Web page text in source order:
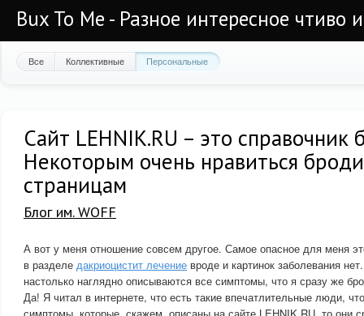
Bux To Me - Разное интересное чтиво
Все Коллективные Персональные
Сайт LEHNIK.RU – это справочник
Некоторым очень нравиться
страницам
Блог им. WOFF
А вот у меня отношение совсем другое. Самое опасное для меня
в разделе дакриоцистит лечение вроде и картинок заболевания
настолько наглядно описываются все симптомы, что я сразу же
Да! Я читал в интернете, что есть такие впечатлительные люди,